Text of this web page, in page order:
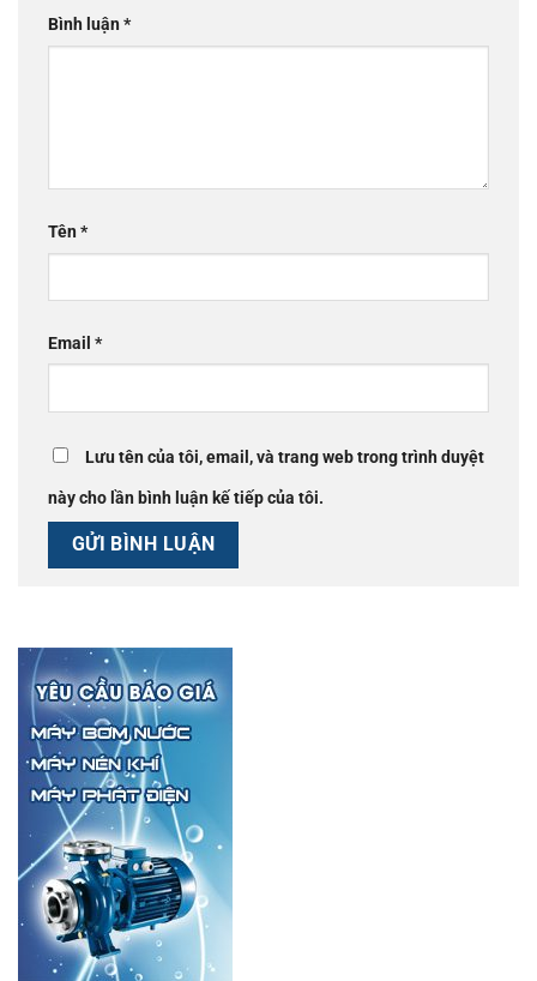
Bình luận*
Tên*
Email *
Lưu tên của tôi, email, và trang web trong trình duyệt
này cho lần bình luận kế tiếp của tôi.